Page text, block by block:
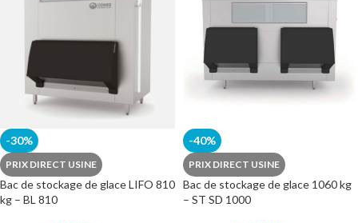
-30%
PRIX DIRECT USINE
Bac de stockage de glace LIFO 810
kg – BL 810
-40%
PRIX DIRECT USINE
Bac de stockage de glace 1060 kg
– ST SD 1000